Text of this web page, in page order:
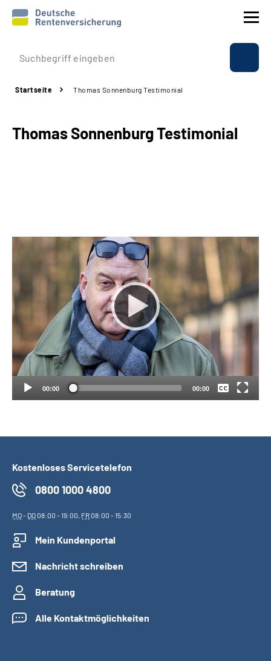
Prävention
Rente
Über uns & Presse
Online-Services
Suche
Language
Inhalte in Gebärdensprache (DGS)
Leichte Sprache
Startseite Thomas Sonnenburg Testimonial
Thomas Sonnenburg Testimonial
00:00 00:00
Keine
Deutsch
Kostenloses Servicetelefon
0800 1000 4800
MO- DO08:00 - 19:00, FR08:00 - 15:30
Mein Kundenportal
Nachricht schreiben
Beratung
Alle Kontaktmöglichkeiten